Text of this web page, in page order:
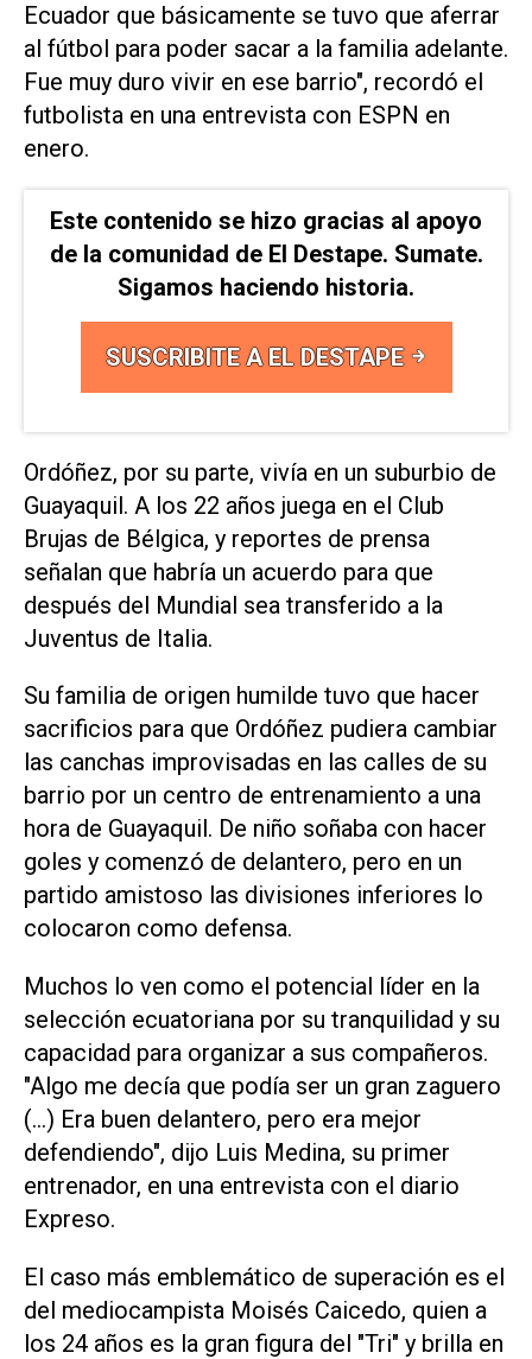
Ecuador que básicamente se tuvo que aferrar
al fútbol para poder sacar a la familia adelante.
Fue muy duro vivir en ese barrio", recordó ​el
futbolista en una entrevista ⁠con ESPN en
enero.
Este contenido se hizo gracias al apoyo
de la comunidad de El Destape. Sumate.
Sigamos haciendo historia.
SUSCRIBITE A EL DESTAPE
Ordóñez, por su parte, vivía en un suburbio de
Guayaquil. A los 22 años ‌juega en el Club
Brujas de Bélgica, y reportes de prensa
señalan que habría ⁠un acuerdo para que
después del Mundial sea transferido a ⁠la
Juventus de Italia.
Su familia de origen humilde tuvo que hacer
sacrificios para que Ordóñez pudiera cambiar
las canchas improvisadas en las calles de su
barrio por un centro de entrenamiento a una
hora de ⁠Guayaquil. De niño soñaba con hacer
goles y comenzó de delantero, pero en un
partido ​amistoso las divisiones inferiores lo
colocaron como defensa.
Muchos lo ven como el potencial ‌líder en la
selección ecuatoriana por su tranquilidad y ‌su
capacidad para organizar a sus compañeros.
"Algo me decía que podía ser un gran zaguero
(...) Era ⁠buen delantero, pero era mejor
defendiendo", dijo Luis Medina, su primer
entrenador, en una entrevista con el diario
Expreso.
El caso más emblemático de superación es el
del mediocampista Moisés Caicedo, quien a
los 24 años es la gran figura del "Tri" y brilla en